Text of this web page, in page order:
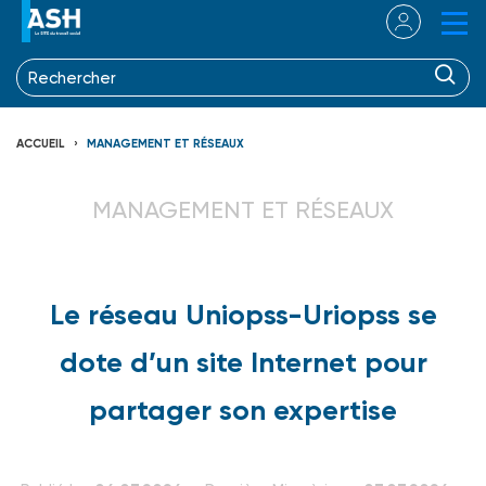
ACCUEIL MANAGEMENT ET RÉSEAUX
MANAGEMENT ET RÉSEAUX
Le réseau Uniopss-Uriopss se
dote d’un site Internet pour
partager son expertise